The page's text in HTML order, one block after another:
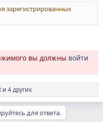
зарегистрированных
вы должны войти
и 4 других
для ответа.